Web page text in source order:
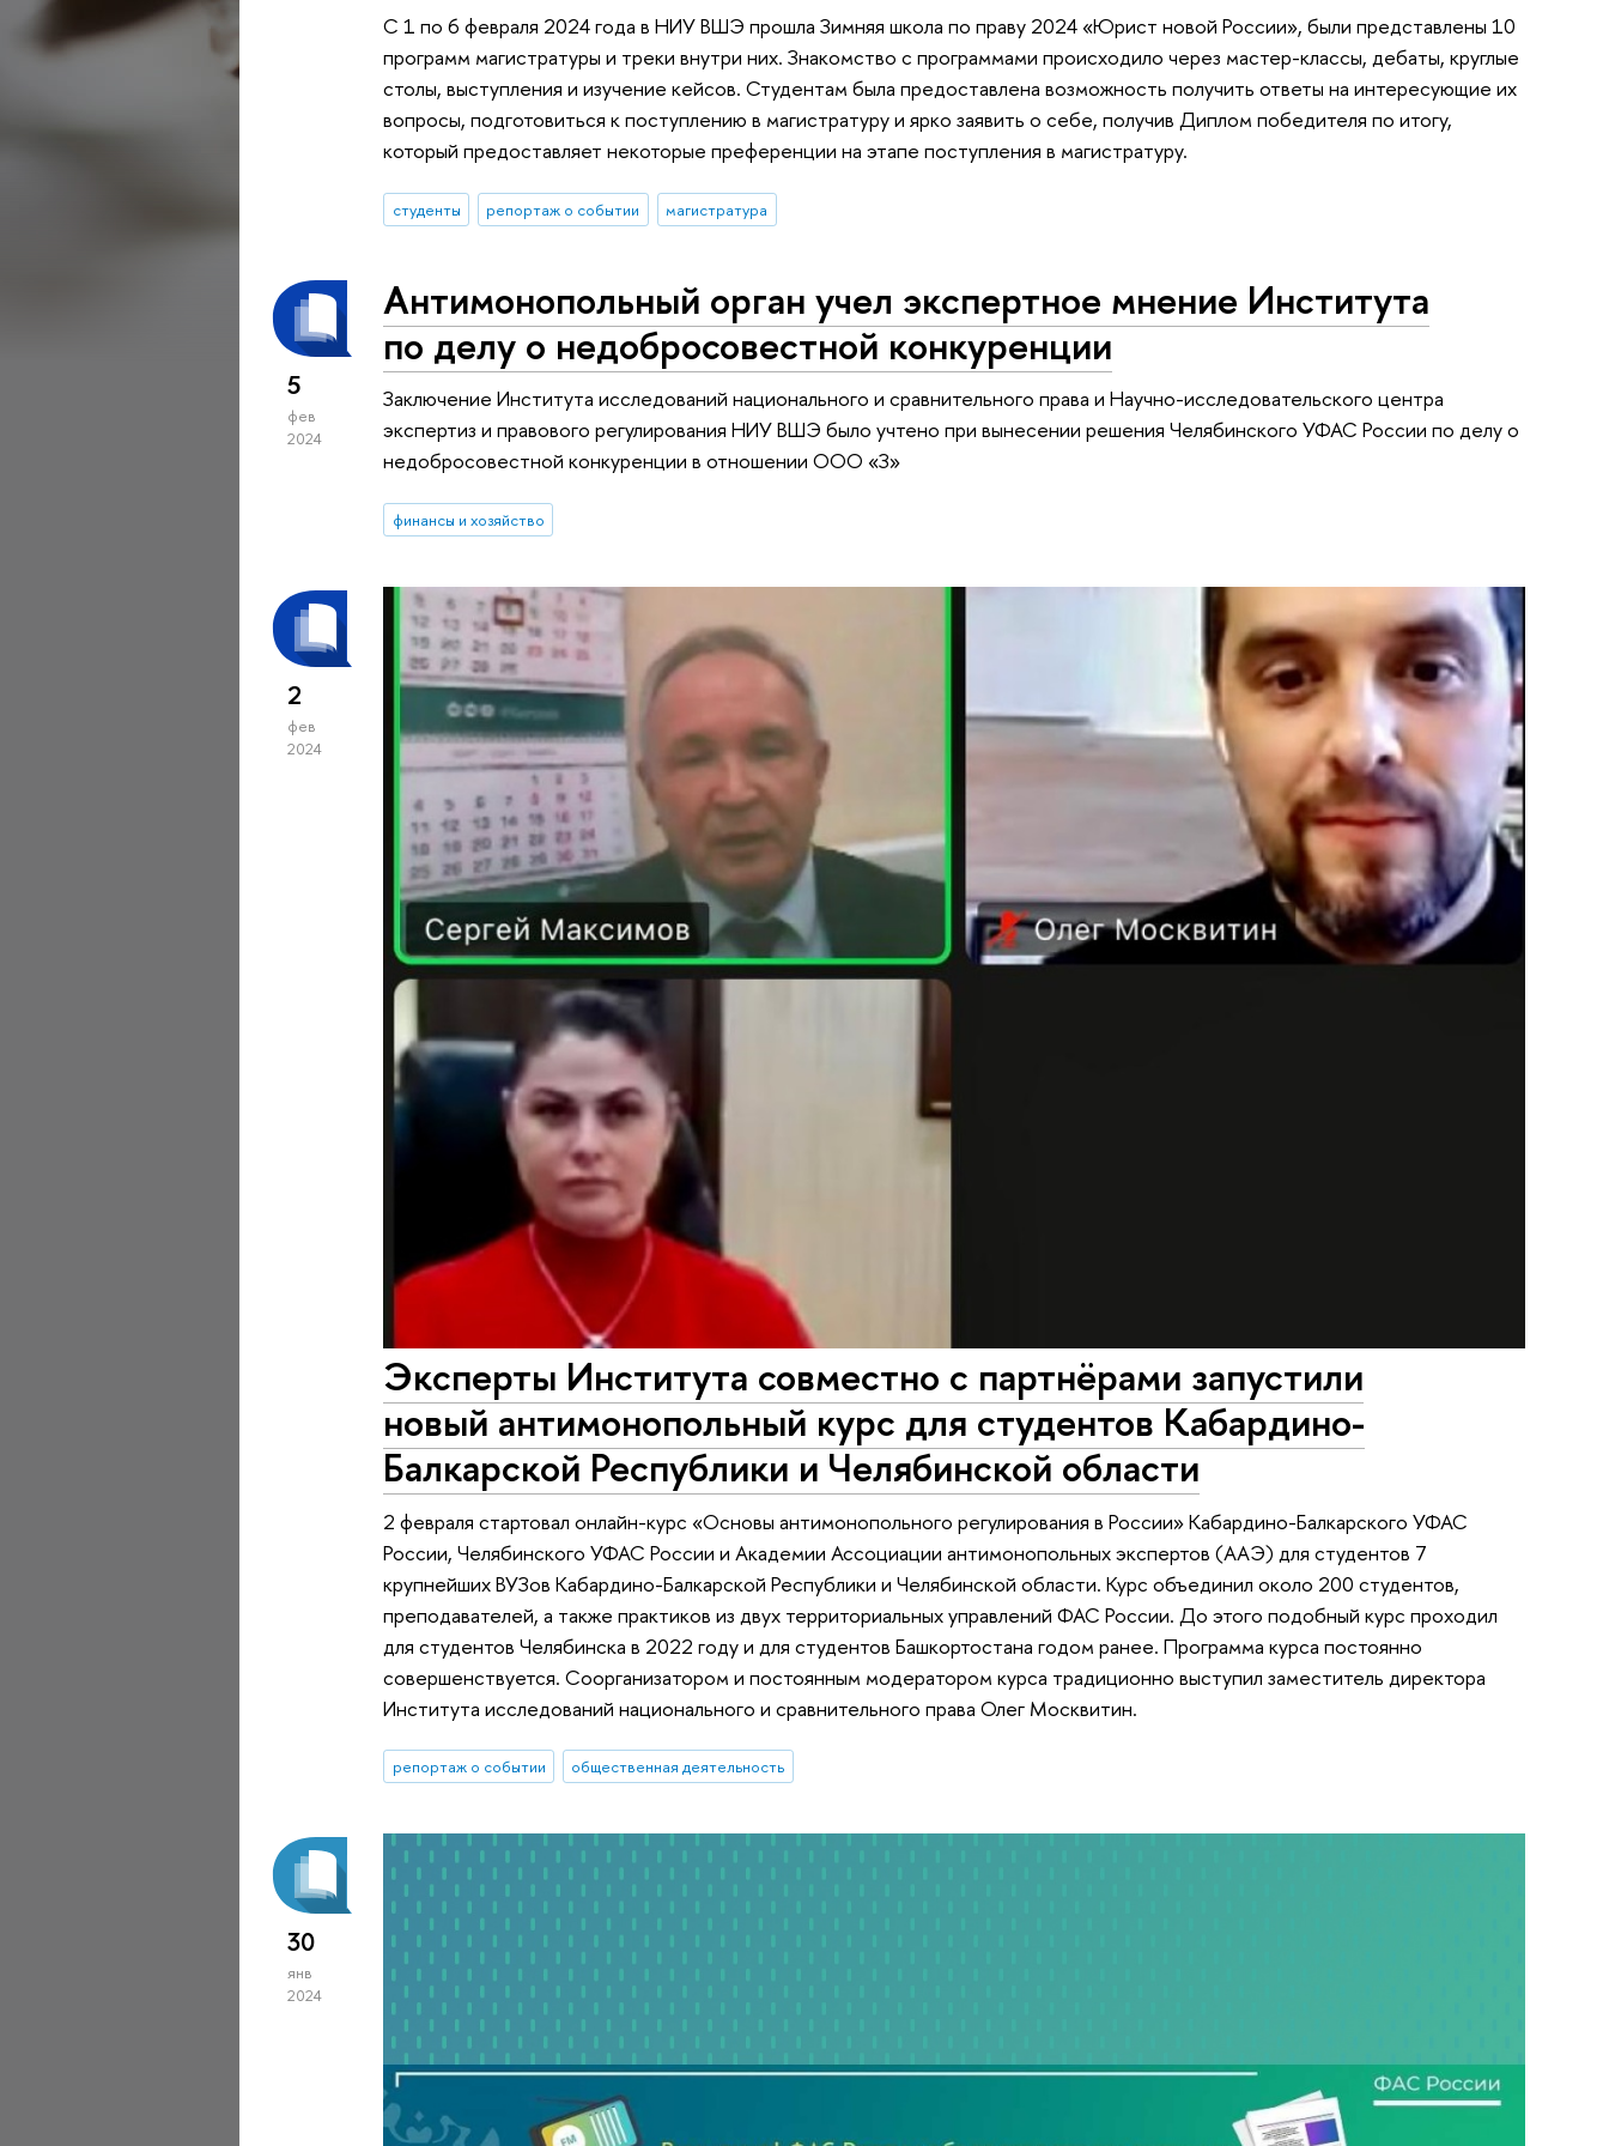
С 1 по 6 февраля 2024 года в НИУ ВШЭ прошла Зимняя школа по праву 2024 «Юрист новой России», были представлены 10
программ магистратуры и треки внутри них. Знакомство с программами происходило через мастер-классы, дебаты, круглые
столы, выступления и изучение кейсов. Студентам была предоставлена возможность получить ответы на интересующие их
вопросы, подготовиться к поступлению в магистратуру и ярко заявить о себе, получив Диплом победителя по итогу,
который предоставляет некоторые преференции на этапе поступления в магистратуру.
студенты репортаж о событии магистратура
5
фев
2024
Антимонопольный орган учел экспертное мнение Института
по делу о недобросовестной конкуренции
Заключение Института исследований национального и сравнительного права и Научно-исследовательского центра
экспертиз и правового регулирования НИУ ВШЭ было учтено при вынесении решения Челябинского УФАС России по делу о
недобросовестной конкуренции в отношении ООО «З»
финансы и хозяйство
2
фев
2024
Эксперты Института совместно с партнёрами запустили
новый антимонопольный курс для студентов Кабардино-
Балкарской Республики и Челябинской области
2 февраля стартовал онлайн-курс «Основы антимонопольного регулирования в России» Кабардино-Балкарского УФАС
России, Челябинского УФАС России и Академии Ассоциации антимонопольных экспертов (ААЭ) для студентов 7
крупнейших ВУЗов Кабардино-Балкарской Республики и Челябинской области. Курс объединил около 200 студентов,
преподавателей, а также практиков из двух территориальных управлений ФАС России. До этого подобный курс проходил
для студентов Челябинска в 2022 году и для студентов Башкортостана годом ранее. Программа курса постоянно
совершенствуется. Соорганизатором и постоянным модератором курса традиционно выступил заместитель директора
Института исследований национального и сравнительного права Олег Москвитин.
репортаж о событии общественная деятельность
30
янв
2024